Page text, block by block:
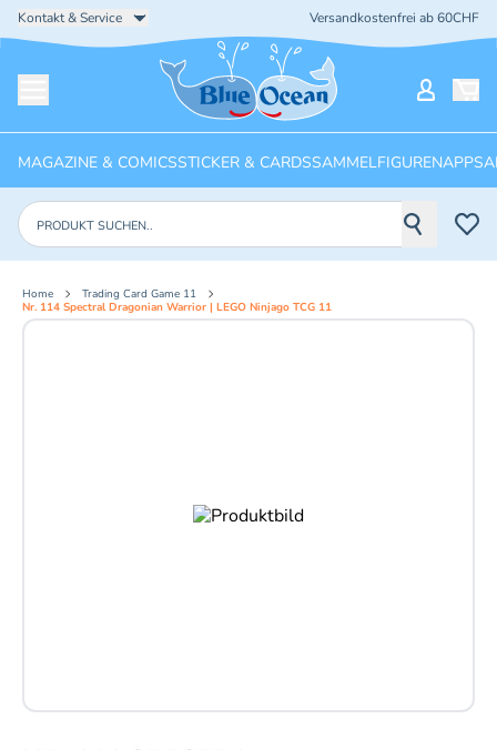
Kontakt & Service Versandkostenfrei ab 60CHF
Startseite
MAGAZINE & COMICSSTICKER & CARDSSAMMELFIGURENAPPS
Produkte suchen
Home
Trading Card Game 11
Nr. 114 Spectral Dragonian Warrior | LEGO Ninjago TCG 11